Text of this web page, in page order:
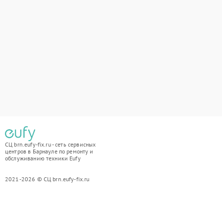
СЦ brn.eufy-fix.ru - сеть сервисных
центров в Барнауле по ремонту и
обслуживанию техники Eufy
2021-2026 © СЦ brn.eufy-fix.ru